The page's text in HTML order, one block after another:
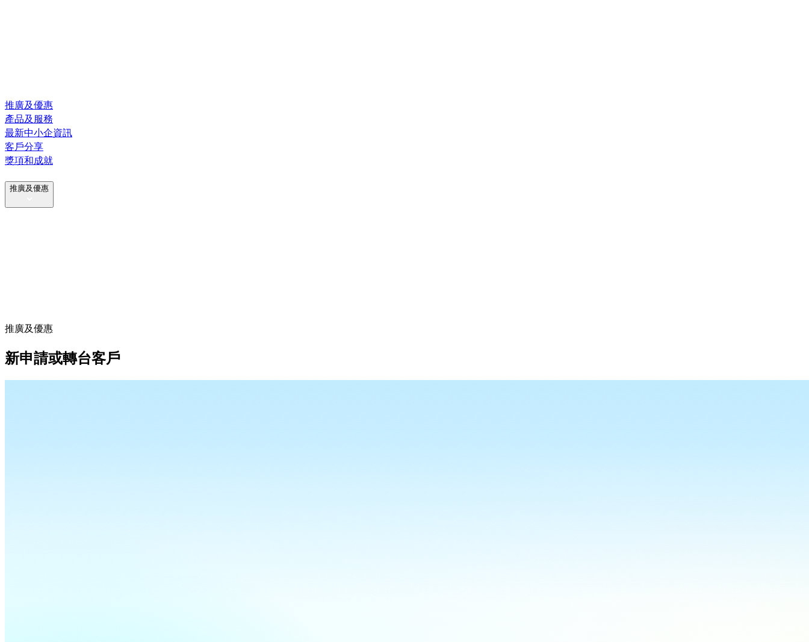
推廣及優惠
產品及服務
最新中小企資訊
客戶分享
獎項和成就
推廣及優惠
推廣及優惠
新申請或轉台客戶